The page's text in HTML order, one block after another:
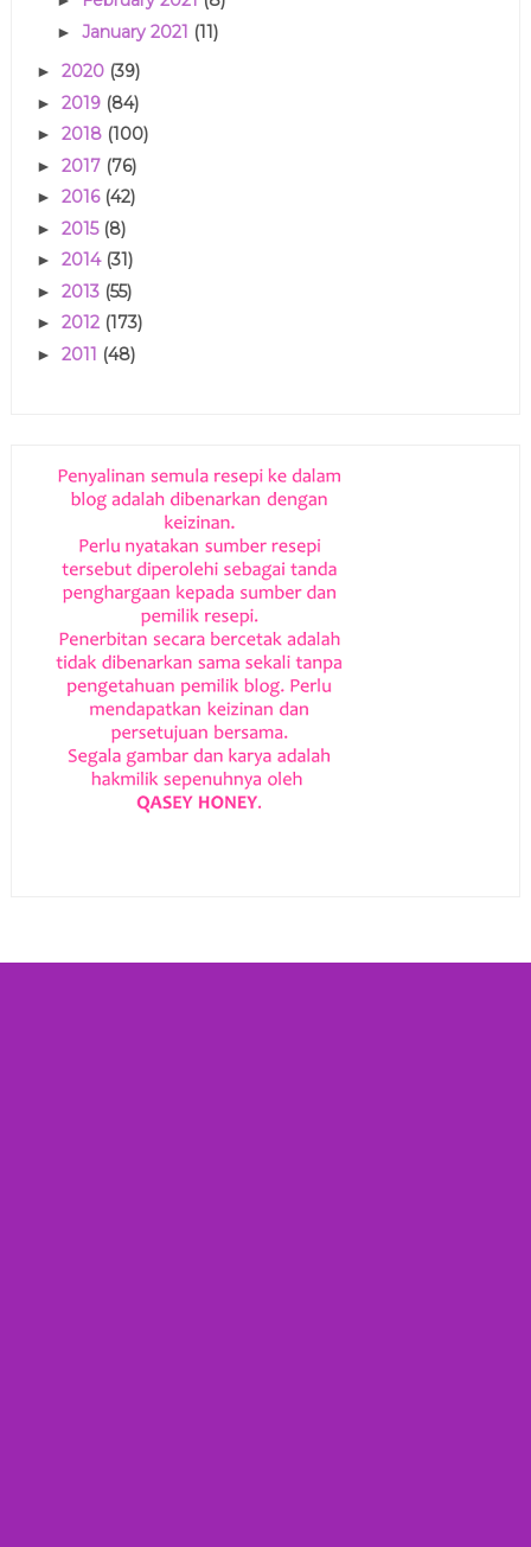
► January 2021 (11)
► 2020 (39)
► 2019 (84)
► 2018 (100)
► 2017 (76)
► 2016 (42)
► 2015 (8)
► 2014 (31)
► 2013 (55)
► 2012 (173)
► 2011 (48)